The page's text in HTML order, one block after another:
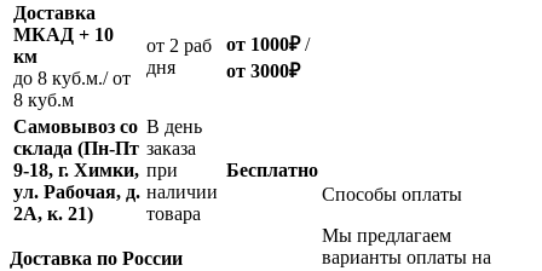
Доставка
МКАД + 10
км
до 8 куб.м./ от
8 куб.м
oт 2 раб
дня
от 1000₽/
от 3000₽
Самовывоз со
склада (Пн-Пт
9-18, г. Химки,
ул. Рабочая, д.
2А, к. 21)
В день
заказа
при
наличии
товара
Бесплатно
Доставка по России
Способы оплаты
Мы предлагаем
варианты оплаты на